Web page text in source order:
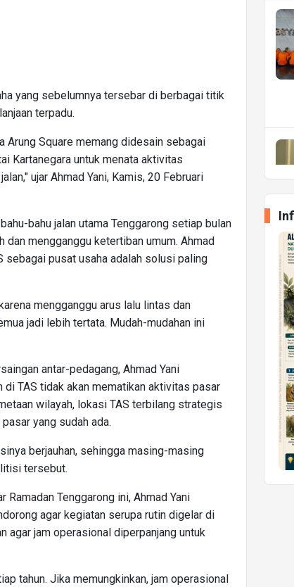
yang sebelumnya tersebar di berbagai titik
terpadu.
Arung Square memang didesain sebagai
Kartanegara untuk menata aktivitas
ujar Ahmad Yani, Kamis, 20 Februari
bahu jalan utama Tenggarong setiap bulan
mengganggu ketertiban umum. Ahmad
sebagai pusat usaha adalah solusi paling
mengganggu arus lalu lintas dan
jadi lebih tertata. Mudah-mudahan ini
antar-pedagang, Ahmad Yani
TAS tidak akan mematikan aktivitas pasar
wilayah, lokasi TAS terbilang strategis
yang sudah ada.
berjauhan, sehingga masing-masing
tersebut.
Tenggarong ini, Ahmad Yani
agar kegiatan serupa rutin digelar di
agar jam operasional diperpanjang untuk
tahun. Jika memungkinkan, jam operasional